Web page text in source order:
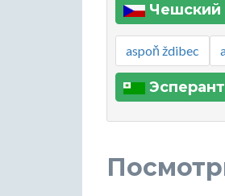
Чешский
aspoň ždibec